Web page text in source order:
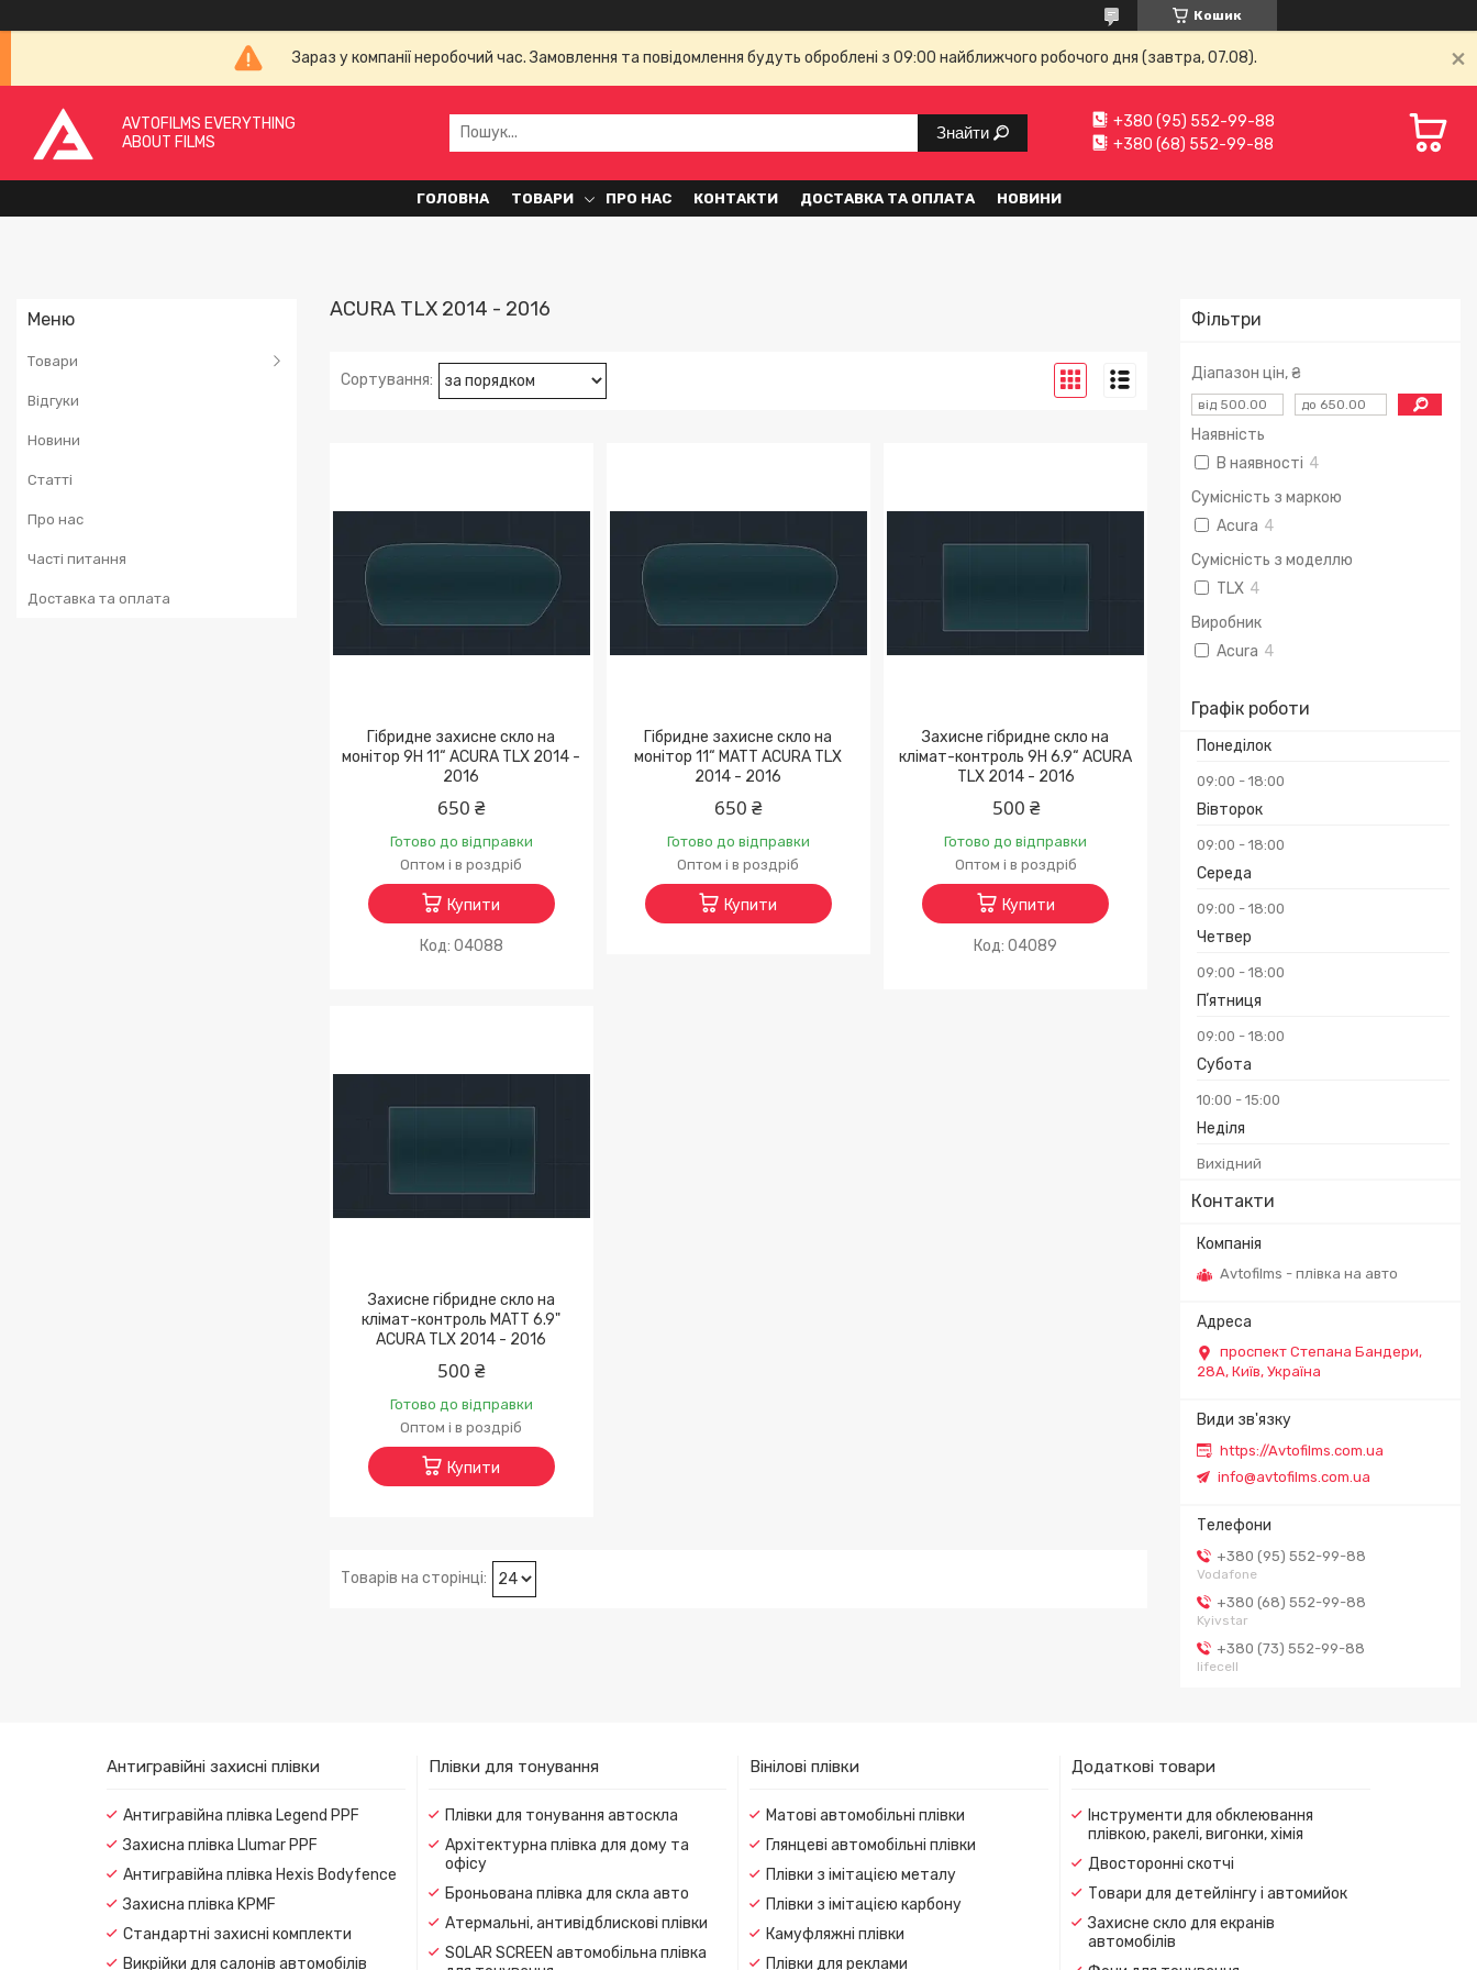
Кошик
Зараз у компанії неробочий час. Замовлення та повідомлення будуть оброблені з 09:00 найближчого робочого дня (завтра, 07.08).
AVTOFILMS EVERYTHING
ABOUT FILMS
Знайти
+380 (95) 552-99-88
+380 (68) 552-99-88
ГОЛОВНА ТОВАРИ ПРО НАС КОНТАКТИ ДОСТАВКА ТА ОПЛАТА НОВИНИ
Товари
Відгуки
Новини
Статті
Про нас
Часті питання
Доставка та оплата
Фільтри
Діапазон цін, ₴
Наявність
В наявності 4
Сумісність з маркою
Acura 4
Сумісність з моделлю
TLX 4
Виробник
Acura 4
Графік роботи
Понеділок
09:00 18:00
Вівторок
09:00 18:00
Середа
09:00 18:00
Четвер
09:00 18:00
Пʼятниця
09:00 18:00
Субота
10:00 15:00
Неділя
Вихідний
Контакти
Avtofilms - плівка на авто
проспект Степана Бандери,
28А, Київ, Україна
https://Avtofilms.com.ua
info@avtofilms.com.ua
+380 (95) 552-99-88
Vodafone
+380 (68) 552-99-88
Kyivstar
+380 (73) 552-99-88
lifecell
ACURA TLX 2014 - 2016
Гібридне захисне скло на
монітор 9H 11“ ACURA TLX 2014 -
2016
650 ₴
Готово до відправки
Оптом і в роздріб
Купити
04088
Гібридне захисне скло на
монітор 11“ MATT ACURA TLX
2014 - 2016
650 ₴
Готово до відправки
Оптом і в роздріб
Купити
Захисне гібридне скло на
клімат-контроль 9H 6.9“ ACURA
TLX 2014 - 2016
500 ₴
Готово до відправки
Оптом і в роздріб
Купити
04089
Захисне гібридне скло на
клімат-контроль MATT 6.9"
ACURA TLX 2014 - 2016
500 ₴
Готово до відправки
Оптом і в роздріб
Купити
Антигравійні захисні плівки
Антигравійна плівка Legend PPF
Захисна плівка Llumar PPF
Антигравійна плівка Hexis Bodyfence
Захисна плівка KPMF
Стандартні захисні комплекти
Викрійки для салонів автомобілів
Плівки для тонування
Плівки для тонування автоскла
Архітектурна плівка для дому та
офісу
Броньована плівка для скла авто
Атермальні, антивідблискові плівки
SOLAR SCREEN автомобільна плівка
Вінілові плівки
Матові автомобільні плівки
Глянцеві автомобільні плівки
Плівки з імітацією металу
Плівки з імітацією карбону
Камуфляжні плівки
Плівки для реклами
Додаткові товари
Інструменти для обклеювання
плівкою, ракелі, вигонки, хімія
Двосторонні скотчі
Товари для детейлінгу і автомийок
Захисне скло для екранів
автомобілів